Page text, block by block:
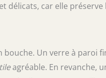
délicats, car elle
bouche. Un verre à paroi
agréable. En revanche,